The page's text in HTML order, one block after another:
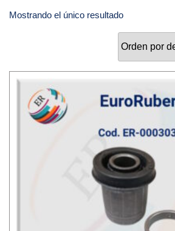
Mostrando el único resultado